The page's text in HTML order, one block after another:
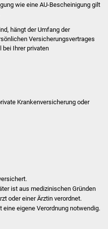
Sanierung Hallenbad
Dienstleistungen
Lebenslagen
wie eine AU-Bescheinigung gilt
hängt der Umfang der
Versicherungsvertrages
bei Ihrer privaten
Krankenversicherung oder
ist aus medizinischen Gründen
oder einer Ärztin verordnet.
eine eigene Verordnung notwendig.